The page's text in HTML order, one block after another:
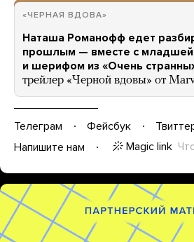
«ЧЕРНАЯ ВДОВА»
Наташа Романофф едет
прошлым — вместе с младшей
и шерифом из «Очень
трейлер «Черной вдовы» от
Телеграм Фейсбук
Напишите нам
Magic link